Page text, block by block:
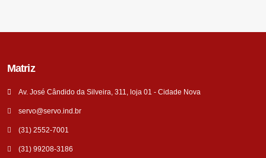
Matriz
Av. José Cândido da Silveira, 311, loja 01 - Cidade Nova
servo@servo.ind.br
(31) 2552-7001
(31) 99208-3186